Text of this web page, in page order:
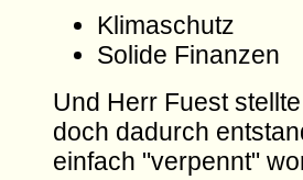
Klimaschutz
Solide Finanzen
Und Herr Fuest
doch dadurch
einfach "verpennt"